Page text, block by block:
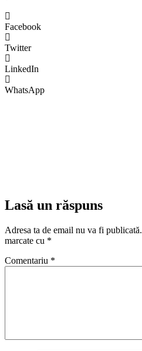
Facebook
Twitter
LinkedIn
WhatsApp
Lasă un răspuns
Adresa ta de email nu va fi publicată.
marcate cu *
Comentariu *